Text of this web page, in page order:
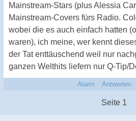
Mainstream-Stars (plus Alessia
Mainstream-Covers fürs Radio.
wobei die es auch einfach hatten
waren), ich meine, wer kennt
der Tat enttäuschend weil nur
ganzen Welthits liefern nur Q-Tip/
Alarm Antworten
Seite 1